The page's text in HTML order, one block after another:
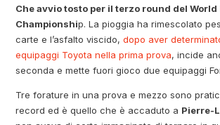
Che avvio tosto per il terzo round del World
Championship. La pioggia ha rimescolato
carte e l’asfalto viscido, dopo aver
equipaggi Toyota nella prima prova, incide
seconda e mette fuori gioco due equipaggi
Tre forature in una prova e mezzo sono
record ed è quello che è accaduto a Pierre-